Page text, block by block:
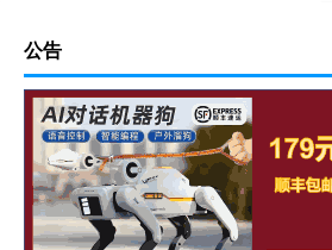
公告